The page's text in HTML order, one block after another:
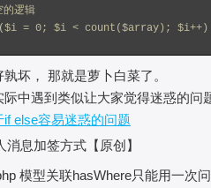
逻辑
= 0; $i < count($array); $i++)
坏， 那就是萝卜白菜了。
中遇到类似让大家觉得迷惑的问
if else容易迷惑的问题
消息加签方式【原创】
模型关联hasWhere只能用一次